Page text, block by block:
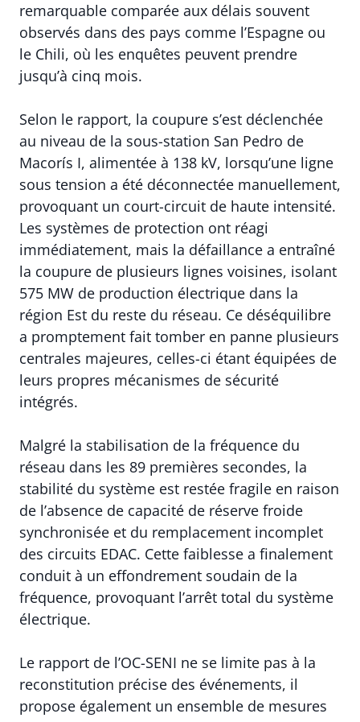
remarquable comparée aux délais souvent
observés dans des pays comme l’Espagne ou
le Chili, où les enquêtes peuvent prendre
jusqu’à cinq mois.
Selon le rapport, la coupure s’est déclenchée
au niveau de la sous-station San Pedro de
Macorís I, alimentée à 138 kV, lorsqu’une ligne
sous tension a été déconnectée manuellement,
provoquant un court-circuit de haute intensité.
Les systèmes de protection ont réagi
immédiatement, mais la défaillance a entraîné
la coupure de plusieurs lignes voisines, isolant
575 MW de production électrique dans la
région Est du reste du réseau. Ce déséquilibre
a promptement fait tomber en panne plusieurs
centrales majeures, celles-ci étant équipées de
leurs propres mécanismes de sécurité
intégrés.
Malgré la stabilisation de la fréquence du
réseau dans les 89 premières secondes, la
stabilité du système est restée fragile en raison
de l’absence de capacité de réserve froide
synchronisée et du remplacement incomplet
des circuits EDAC. Cette faiblesse a finalement
conduit à un effondrement soudain de la
fréquence, provoquant l’arrêt total du système
électrique.
Le rapport de l’OC-SENI ne se limite pas à la
reconstitution précise des événements, il
propose également un ensemble de mesures